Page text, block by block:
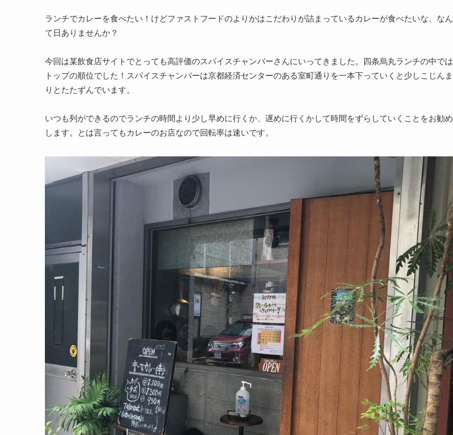
ランチでカレーを食べたい！けどファストフードのよりかはこだわりが詰まっているカレーが食べたいな、なん
て日ありませんか？
今回は某飲食店サイトでとっても高評価のスパイスチャンバーさんにいってきました。四条烏丸ランチの中では
トップの順位でした！スパイスチャンバーは京都経済センターのある室町通りを一本下っていくと少しこじんま
りとたたずんでいます。
いつも列ができるのでランチの時間より少し早めに行くか、遅めに行くかして時間をずらしていくことをお勧め
します。とは言ってもカレーのお店なので回転率は速いです。